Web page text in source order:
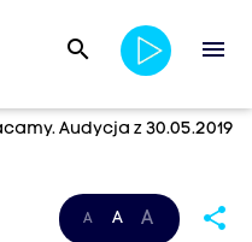
search menu
Audycja z 30.05.2019
A A A share